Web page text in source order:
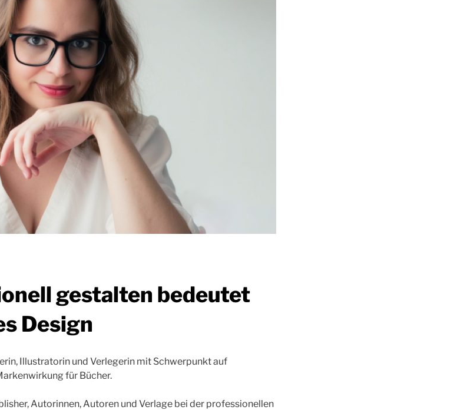
gestalten bedeutet
Design
Illustratorin und Verlegerin mit Schwerpunkt auf
für Bücher.
Autorinnen, Autoren und Verlage bei der professionellen